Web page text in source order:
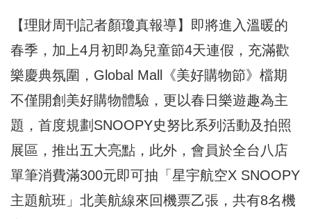
【理財周刊記者顏瓊真報導】即將進入溫暖的
春季，加上4月初即為兒童節4天連假，充滿歡
樂慶典氛圍，Global Mall 《美好購物節》檔期
不僅開創美好購物體驗，更以春日樂遊趣為主
題，首度規劃SNOOPY史努比系列活動及拍照
展區，推出五大亮點，此外，會員於全台八店
單筆消費滿300元即可抽「星宇航空X SNOOPY
主題航班」北美航線來回機票乙張，共有8名機